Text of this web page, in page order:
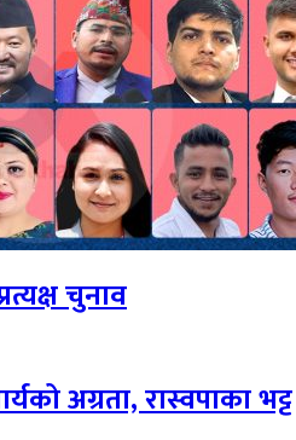
चुनाव
अग्रता, रास्वपाका भट्ट